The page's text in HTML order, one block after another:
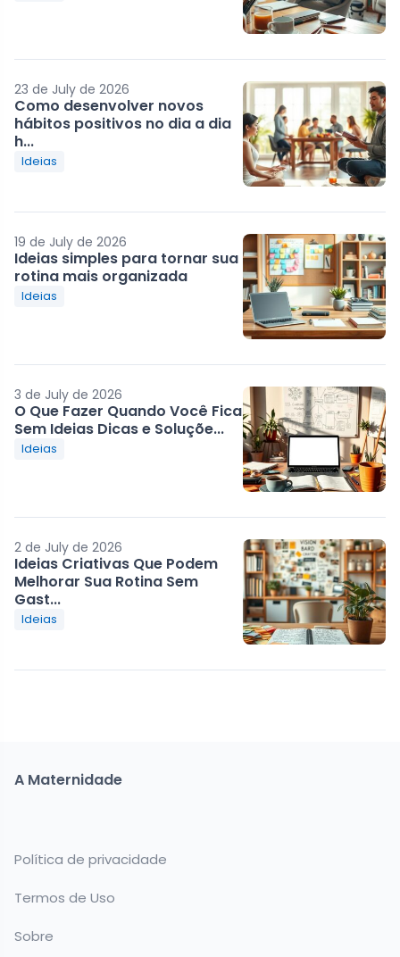
23 de July de 2026
Como desenvolver novos
hábitos positivos no dia a dia
h...
Ideias
19 de July de 2026
Ideias simples para tornar sua
rotina mais organizada
Ideias
3 de July de 2026
O Que Fazer Quando Você Fica
Sem Ideias Dicas e Soluçõe...
Ideias
2 de July de 2026
Ideias Criativas Que Podem
Melhorar Sua Rotina Sem
Gast...
Ideias
A Maternidade
Política de privacidade
Termos de Uso
Sobre